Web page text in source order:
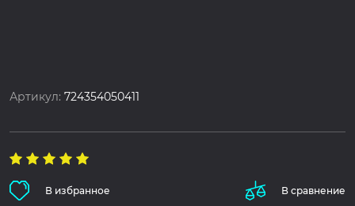
Артикул:724354050411
В избранное В сравнение